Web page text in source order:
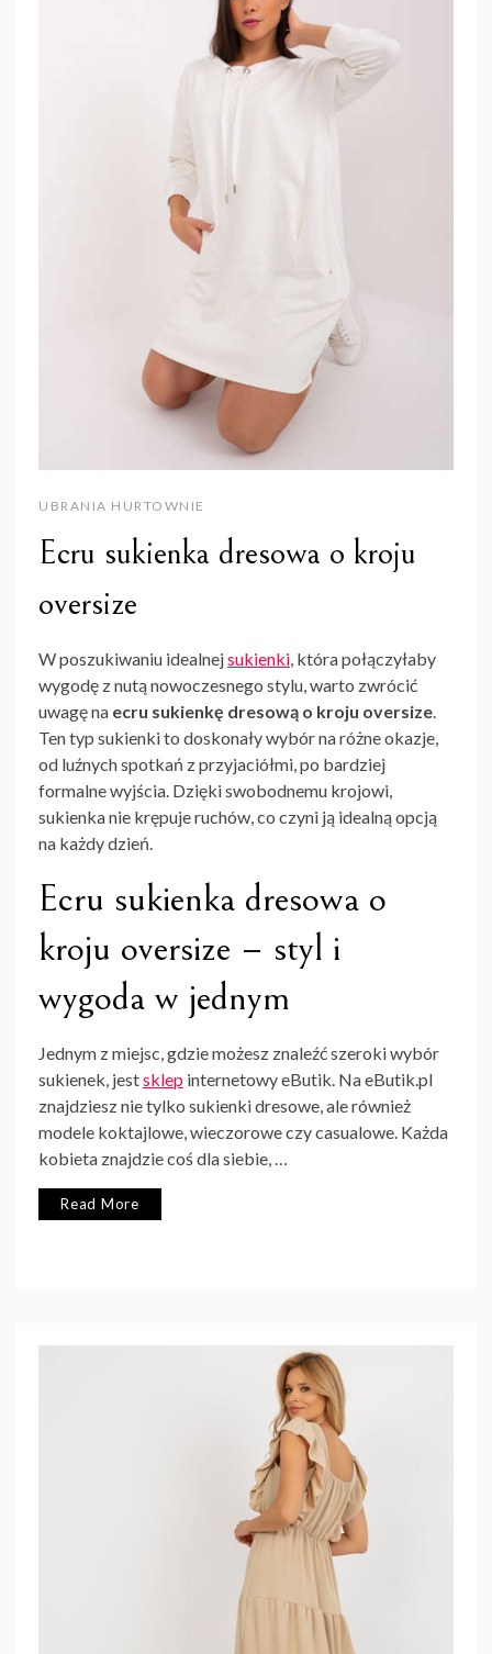
UBRANIA HURTOWNIE
Ecru sukienka dresowa o kroju
oversize
W poszukiwaniu idealnejsukienki, która połączyłaby
wygodę z nutą nowoczesnego stylu, warto zwrócić
uwagę na ecru sukienkę dresową o kroju oversize.
Ten typ sukienki to doskonały wybór na różne okazje,
od luźnych spotkań z przyjaciółmi, po bardziej
formalne wyjścia. Dzięki swobodnemu krojowi,
sukienka nie krępuje ruchów, co czyni ją idealną opcją
na każdy dzień.
Ecru sukienka dresowa o
kroju oversize – styl i
wygoda w jednym
Jednym z miejsc, gdzie możesz znaleźć szeroki wybór
sukienek, jestsklep internetowy eButik. Na eButik.pl
znajdziesz nie tylko sukienki dresowe, ale również
modele koktajlowe, wieczorowe czy casualowe. Każda
kobieta znajdzie coś dla siebie, …
Read More